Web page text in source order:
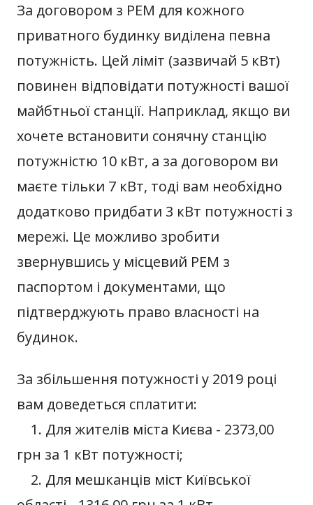
За договором з РЕМ для кожного
приватного будинку виділена певна
потужність. Цей ліміт (зазвичай 5 кВт)
повинен відповідати потужності вашої
майбтньої станції. Наприклад, якщо ви
хочете встановити сонячну станцію
потужністю 10 кВт, а за договором ви
маєте тільки 7 кВт, тоді вам необхідно
додатково придбати 3 кВт потужності з
мережі. Це можливо зробити
звернувшись у місцевий РЕМ з
паспортом і документами, що
підтверджують право власності на
будинок.
За збільшення потужності у 2019 році
вам доведеться сплатити:
1. Для жителів міста Києва - 2373,00
грн за 1 кВт потужності;
2. Для мешканців міст Київської